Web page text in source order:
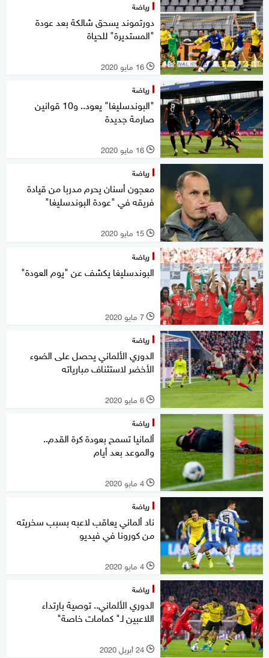
رياضة
دورتموند يسحق شالكة بعد عودة
"المستديرة" للحياة
l 16 مايو 2020
رياضة
"البوندسليغا" يعود.. و10 قوانين
صارمة جديدة
l 16 مايو 2020
رياضة
معجون أسنان يحرم مدربا من قيادة
فريقه في "عودة البوندسليغا"
l 15 مايو 2020
رياضة
البوندسليغا يكشف عن "يوم العودة"
l 7 مايو 2020
رياضة
الدوري الألماني يحصل على الضوء
الأخضر لاستئناف مبارياته
l 6 مايو 2020
رياضة
ألمانيا تسمح بعودة كرة القدم..
والموعد بعد أيام
l 4 مايو 2020
رياضة
ناد ألماني يعاقب لاعبه بسبب سخريته
من كورونا في فيديو
l 4 مايو 2020
رياضة
الدوري الألماني.. توصية بارتداء
اللاعبين لـ" كمامات خاصة"
l 24 أبريل 2020